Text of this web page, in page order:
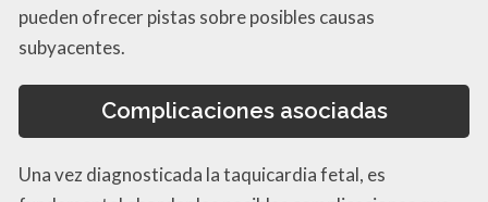
pueden ofrecer pistas sobre posibles causas
subyacentes.
Complicaciones asociadas
Una vez diagnosticada la taquicardia fetal, es